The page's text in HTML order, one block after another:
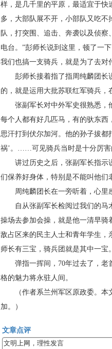
样，是几千里的平原，最适宜于快
多，大部队展不开，小部队又吃
队，打突围、追击、奔袭以及侦
电台。”彭师长说到这里，顿了一
我们也搞一支骑兵，就是为了去对
彭师长接着指了指周纯麟团长说
的，就是运用大批苏联红军骑兵，
张副军长对中外军史很熟悉，他
每个人都有好几匹马，有的驮东西
思汗打到伏尔加河。他的孙子拔都
祸’。……可见骑兵当时是十分厉害
讲过历史之后，张副军长指示说
们保养好身体，特别是不能叫他们
周纯麟团长在一旁听着，心里感
自从张副军长检阅过我们的马术
操场去参加会操，就是他一清早骑
敌占区来的民主人士和青年学生
师长有三宝，骑兵团就是其中一宝。
弹指一挥间，70年过去了，老首
格的魅力将永驻人间。
（作者系兰州军区原政委。 本
加。）
文章点评